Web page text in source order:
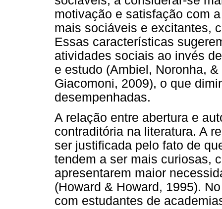
motivação e satisfação com
mais sociáveis e excitantes,
Essas características
atividades sociais ao invés
e estudo (Ambiel, Noronha,
Giacomoni, 2009), o que
desempenhadas.
A relação entre abertura e
contraditória na literatura. A
ser justificada pelo fato de
tendem a ser mais curiosas,
apresentarem maior
(Howard & Howard, 1995).
com estudantes de